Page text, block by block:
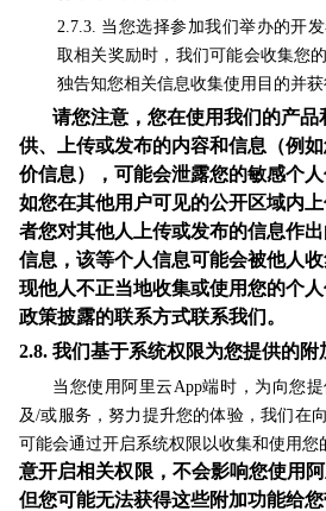
2.7.3. 当您选择参加我们举办的开
取相关奖励时，我们可能会收集您
独告知您相关信息收集使用目的并获
请您注意，您在使用我们的产
供、上传或发布的内容和信息（例
价信息），可能会泄露您的敏感个人
如您在其他用户可见的公开区域内
者您对其他人上传或发布的信息作
信息，该等个人信息可能会被他人
现他人不正当地收集或使用您的个
政策披露的联系方式联系我们。
2.8. 我们基于系统权限为您提供的附
当您使用阿里云App端时， 为向您
及/或服务，努力提升您的体验，我们在
可能会通过开启系统权限以收集和使用您
意开启相关权限，不会影响您使用
但您可能无法获得这些附加功能给您